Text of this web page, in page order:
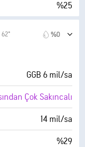
%25
%0
6 mil
30000 fit
%0
GGB 6 mil/sa
Çok Sakıncalı
14 mil/sa
%29